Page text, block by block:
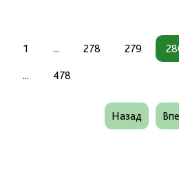
1 ... 278 279
... 478
Назад